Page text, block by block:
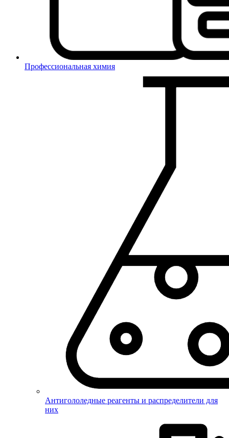
Профессиональная химия
Антигололедные реагенты и распределители для
них